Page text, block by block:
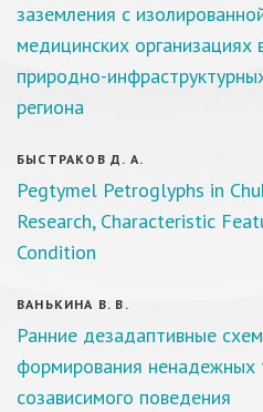
заземления с
медицинских организациях
природно-
региона
БЫСТРАКОВ Д. А.
Pegtymel Petroglyphs in
Research, Characteristic
Condition
ВАНЬКИНА В. В.
Ранние дезадаптивные
формирования ненадежных
созависимого поведения